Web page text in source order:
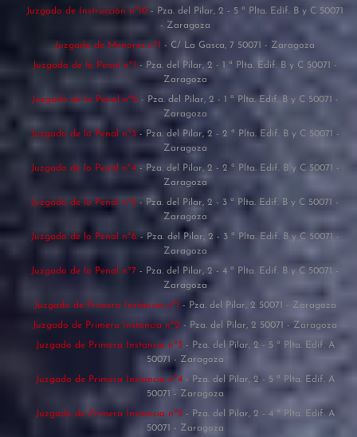
Juzgado de Instrucción nº10 - Pza. del Pilar, 2 - 5 ª Plta. Edif. B y C 50071
- Zaragoza
Juzgado de Menores nº1 - C/ La Gasca, 7 50071 - Zaragoza
Juzgado de lo Penal nº1 - Pza. del Pilar, 2 - 1 ª Plta. Edif. B y C 50071 -
Zaragoza
Juzgado de lo Penal nº2 - Pza. del Pilar, 2 - 1 ª Plta. Edif. B y C 50071 -
Zaragoza
Juzgado de lo Penal nº3 - Pza. del Pilar, 2 - 2 ª Plta. Edif. B y C 50071 -
Zaragoza
Juzgado de lo Penal nº4 - Pza. del Pilar, 2 - 2 ª Plta. Edif. B y C 50071 -
Zaragoza
Juzgado de lo Penal nº5 - Pza. del Pilar, 2 - 3 ª Plta. Edif. B y C 50071 -
Zaragoza
Juzgado de lo Penal nº6 - Pza. del Pilar, 2 - 3 ª Plta. Edif. B y C 50071 -
Zaragoza
Juzgado de lo Penal nº7 - Pza. del Pilar, 2 - 4 ª Plta. Edif. B y C 50071 -
Zaragoza
Juzgado de Primera Instancia nº1 - Pza. del Pilar, 2 50071 - Zaragoza
Juzgado de Primera Instancia nº2 - Pza. del Pilar, 2 50071 - Zaragoza
Juzgado de Primera Instancia nº3 - Pza. del Pilar, 2 - 5 ª Plta. Edif. A
50071 - Zaragoza
Juzgado de Primera Instancia nº4 - Pza. del Pilar, 2 - 5 ª Plta. Edif. A
50071 - Zaragoza
Juzgado de Primera Instancia nº5 - Pza. del Pilar, 2 - 4 ª Plta. Edif. A
50071 - Zaragoza